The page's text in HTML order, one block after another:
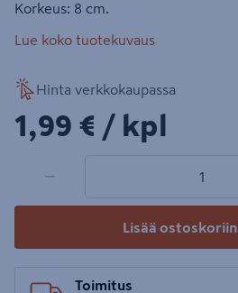
Korkeus: 8 cm.
Lue koko tuotekuvaus
Hinta verkkokaupassa
1,99€/kpl
1,99 € / kpl
−
Lisää ostoskoriin
Toimitus